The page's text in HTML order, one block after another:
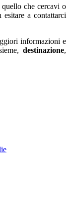
che cercavi o
a contattarci
informazioni e
destinazione,